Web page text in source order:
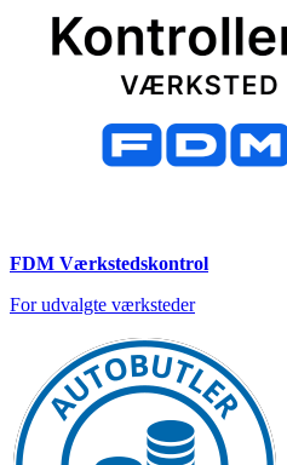
FDM Værkstedskontrol
For udvalgte værksteder